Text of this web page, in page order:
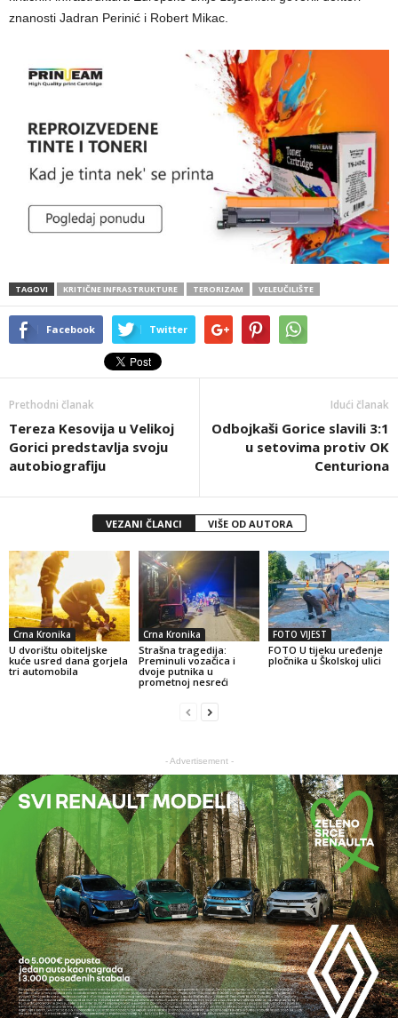
znanosti Jadran Perinić i Robert Mikac.
TAGOVI KRITIČNE INFRASTRUKTURE TERORIZAM VELEUČILIŠTE
Facebook Twitter
Prethodni članak
Tereza Kesovija u Velikoj
Gorici predstavlja svoju
autobiografiju
Idući članak
Odbojkaši Gorice slavili 3:1
u setovima protiv OK
Centuriona
VEZANI ČLANCI VIŠE OD AUTORA
Crna Kronika
U dvorištu obiteljske
kuće usred dana gorjela
tri automobila
Crna Kronika
Strašna tragedija:
Preminuli vozačica i
dvoje putnika u
prometnoj nesreći
FOTO VIJEST
FOTO U tijeku uređenje
pločnika u Školskoj ulici
- Advertisement -